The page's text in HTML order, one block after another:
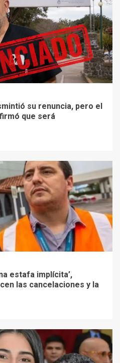
su renuncia, pero el
que será
estafa implícita’,
las cancelaciones y la